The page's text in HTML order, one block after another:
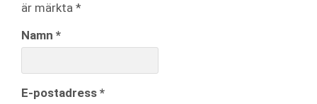
är märkta *
Namn *
E-postadress *